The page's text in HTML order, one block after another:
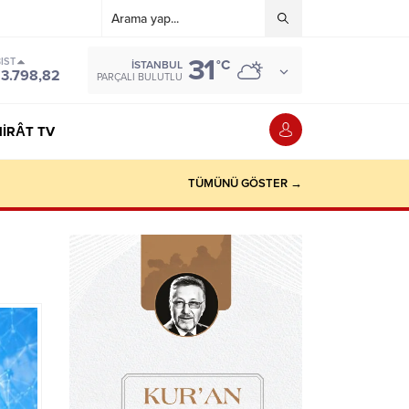
İSTANBUL
PARÇALI BULUTLU 31°C
TV
TÜMÜNÜ GÖSTER →